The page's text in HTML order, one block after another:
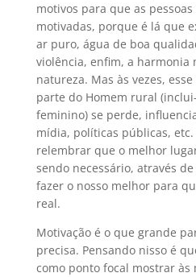
motivos para que as
motivadas, porque é lá que
ar puro, água de boa
violência, enfim, a harmonia
natureza. Mas às vezes,
parte do Homem rural
feminino) se perde,
mídia, políticas públicas,
relembrar que o melhor
sendo necessário, através
fazer o nosso melhor para
real.
Motivação é o que grande
precisa. Pensando nisso é
como ponto focal mostrar